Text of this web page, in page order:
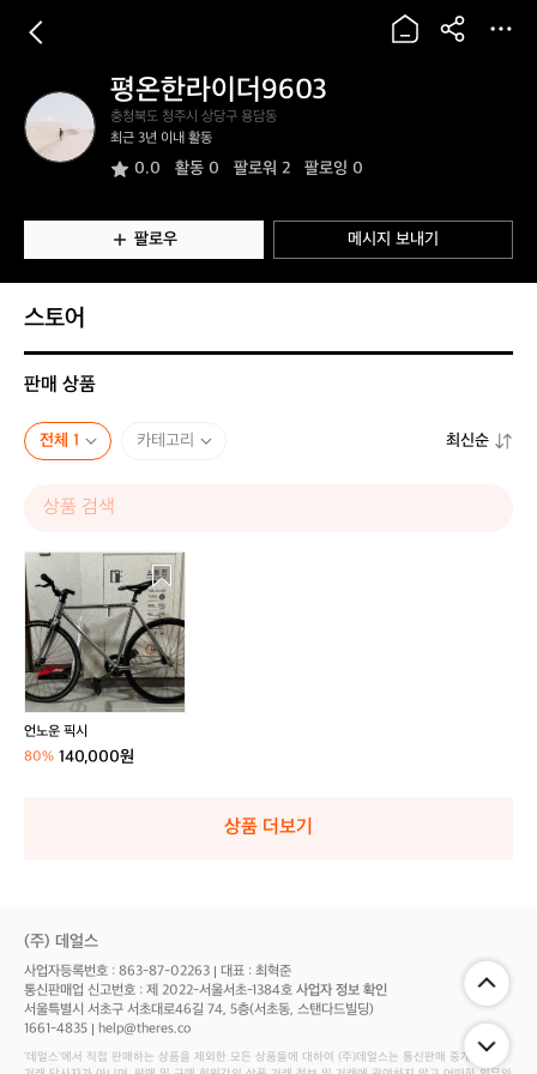
평
온
한
더
6
0
3
평온한라이더9603
충청북도 청주시 상당구 용담동
최근 3년 이내 활동
0.0 활동 0 팔로워 2 팔로잉 0
팔로우 메시지 보내기
스토어
판매 상품
전체 1 카테고리 최신순
언
노
운
픽
시
언노운 픽시
80% 140,000원
상품 더보기
(주) 데얼스
사업자등록번호 : 863-87-02263 대표 : 최혁준
통신판매업 신고번호 : 제 2022-서울서초-1384호 사업자 정보 확인
서울특별시 서초구 서초대로46길 74, 5층(서초동, 스탠다드빌딩)
1661-4835
help@theres.co
‘데얼스'에서 직접 판매하는 상품을 제외한 모든 상품들에 대하여 (주)데얼스는 통신판매 중개자로서